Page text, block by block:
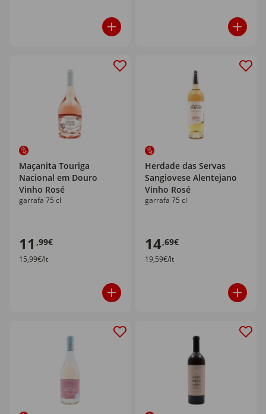
Maçanita Touriga
Nacional em Douro
Vinho Rosé
garrafa 75 cl
11 ,99€
15,99€/lt
Herdade das Servas
Sangiovese Alentejano
Vinho Rosé
garrafa 75 cl
14,69€
19,59€/lt